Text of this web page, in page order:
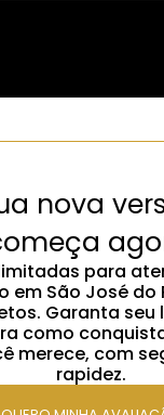
nova
para
em São José do
Garanta seu
como
merece, com
rapidez.